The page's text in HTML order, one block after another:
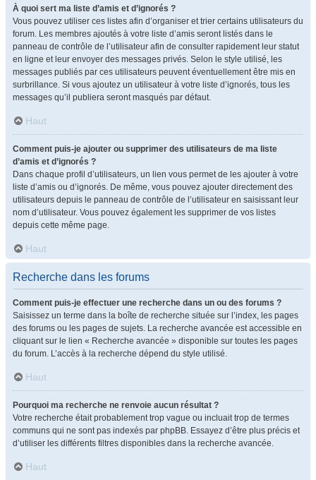
À quoi sert ma liste d’amis et d’ignorés ?
Vous pouvez utiliser ces listes afin d’organiser et trier certains utilisateurs du
forum. Les membres ajoutés à votre liste d’amis seront listés dans le
panneau de contrôle de l’utilisateur afin de consulter rapidement leur statut
en ligne et leur envoyer des messages privés. Selon le style utilisé, les
messages publiés par ces utilisateurs peuvent éventuellement être mis en
surbrillance. Si vous ajoutez un utilisateur à votre liste d’ignorés, tous les
messages qu’il publiera seront masqués par défaut.
Haut
Comment puis-je ajouter ou supprimer des utilisateurs de ma liste
d’amis et d’ignorés ?
Dans chaque profil d’utilisateurs, un lien vous permet de les ajouter à votre
liste d’amis ou d’ignorés. De même, vous pouvez ajouter directement des
utilisateurs depuis le panneau de contrôle de l’utilisateur en saisissant leur
nom d’utilisateur. Vous pouvez également les supprimer de vos listes
depuis cette même page.
Haut
Recherche dans les forums
Comment puis-je effectuer une recherche dans un ou des forums ?
Saisissez un terme dans la boîte de recherche située sur l’index, les pages
des forums ou les pages de sujets. La recherche avancée est accessible en
cliquant sur le lien « Recherche avancée » disponible sur toutes les pages
du forum. L’accès à la recherche dépend du style utilisé.
Haut
Pourquoi ma recherche ne renvoie aucun résultat ?
Votre recherche était probablement trop vague ou incluait trop de termes
communs qui ne sont pas indexés par phpBB. Essayez d’être plus précis et
d’utiliser les différents filtres disponibles dans la recherche avancée.
Haut